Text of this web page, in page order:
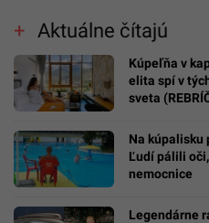
Aktuálne čítajú
Kúpeľňa v
elita spí v
sveta
Na kúpalisku
Ľudí pálili
nemocnice
Legendárne